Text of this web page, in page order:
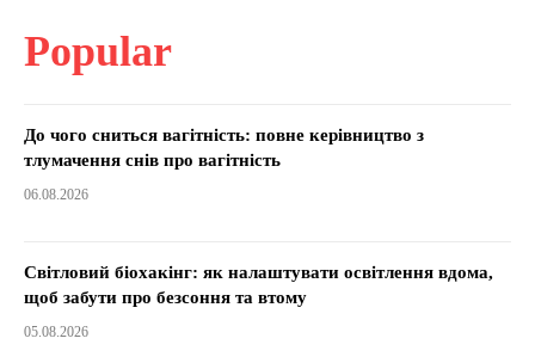
Popular
До чого сниться вагітність: повне керівництво з
тлумачення снів про вагітність
06.08.2026
Світловий біохакінг: як налаштувати освітлення вдома,
щоб забути про безсоння та втому
05.08.2026